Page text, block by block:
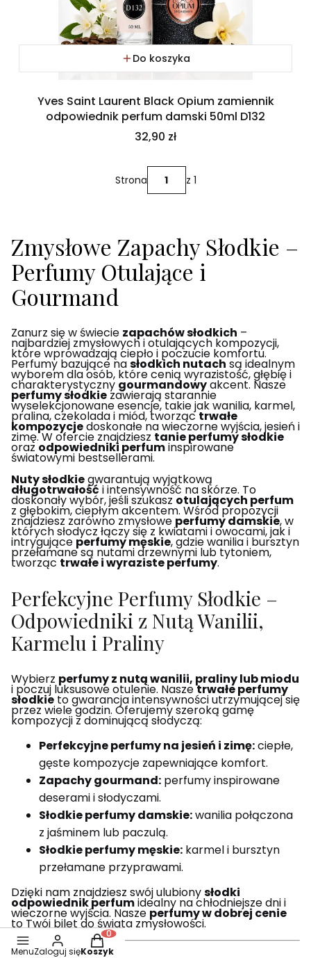
Do koszyka
Yves Saint Laurent Black Opium zamiennik
odpowiednik perfum damski 50ml D132
Cena
32,90 zł
Strona z 1
Zmysłowe Zapachy Słodkie –
Perfumy Otulające i
Gourmand
Zanurz się w świecie zapachów słodkich –
najbardziej zmysłowych i otulających kompozycji,
które wprowadzają ciepło i poczucie komfortu.
Perfumy bazujące nasłodkich nutach są idealnym
wyborem dla osób, które cenią wyrazistość, głębię i
charakterystyczny gourmandowyakcent. Nasze
perfumy słodkie zawierają starannie
wyselekcjonowane esencje, takie jak wanilia, karmel,
pralina, czekolada i miód, tworząctrwałe
kompozycjedoskonałe na wieczorne wyjścia, jesień i
zimę. W ofercie znajdziesz tanie perfumy słodkie
oraz odpowiedniki perfuminspirowane
światowymi bestsellerami.
Nuty słodkiegwarantują wyjątkową
długotrwałość i intensywność na skórze. To
doskonały wybór, jeśli szukasz otulających perfum
z głębokim, ciepłym akcentem. Wśród propozycji
znajdziesz zarówno zmysłowe perfumy damskie, w
których słodycz łączy się z kwiatami i owocami, jak i
intrygujące perfumy męskie, gdzie wanilia i bursztyn
przełamane są nutami drzewnymi lub tytoniem,
tworząc trwałe i wyraziste perfumy.
Perfekcyjne Perfumy Słodkie –
Odpowiedniki z Nutą Wanilii,
Karmelu i Praliny
Wybierz perfumy z nutą wanilii, praliny lub miodu
i poczuj luksusowe otulenie. Naszetrwałe perfumy
słodkie to gwarancja intensywności utrzymującej się
przez wiele godzin. Oferujemy szeroką gamę
kompozycji z dominującą słodyczą:
Perfekcyjne perfumy na jesień i zimę:ciepłe,
gęste kompozycje zapewniające komfort.
Zapachy gourmand: perfumy inspirowane
deserami i słodyczami.
Słodkie perfumy damskie:wanilia połączona
z jaśminem lub paczulą.
Słodkie perfumy męskie: karmel i bursztyn
przełamane przyprawami.
Dzięki nam znajdziesz swój ulubionysłodki
odpowiednik perfumidealny na chłodniejsze dni i
wieczorne wyjścia. Nasze perfumy w dobrej cenie
to Twój bilet do świata zmysłowości.
MenuZaloguj się
Produkty w koszyku: 0. Zobacz szczegóły
Koszyk